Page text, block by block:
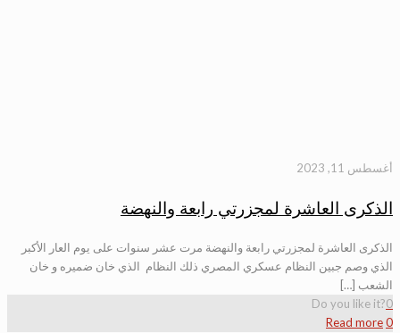
أغسطس 11, 2023
الذكرى العاشرة لمجزرتي رابعة والنهضة
الذكرى العاشرة لمجزرتي رابعة والنهضة مرت عشر سنوات على يوم العار الأكبر
الذي وصم جبين النظام عسكري المصري ذلك النظام الذي خان ضميره و خان
الشعب […]
Do you like it?0
0
Read more